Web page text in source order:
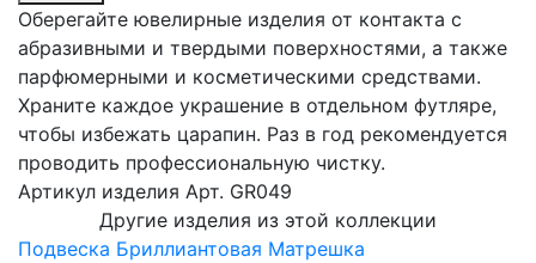
Оберегайте ювелирные изделия от контакта с
абразивными и твердыми поверхностями, а также
парфюмерными и косметическими средствами.
Храните каждое украшение в отдельном футляре,
чтобы избежать царапин. Раз в год рекомендуется
проводить профессиональную чистку.
Артикул изделия Арт. GR049
Другие изделия из этой коллекции
Подвеска Бриллиантовая Матрешка